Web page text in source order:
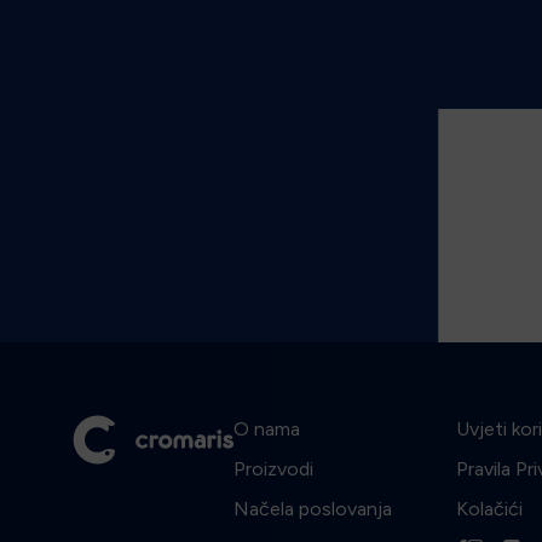
O nama
Proizvodi
Načela poslovanja
Uvjeti
Pravila
Kolačići